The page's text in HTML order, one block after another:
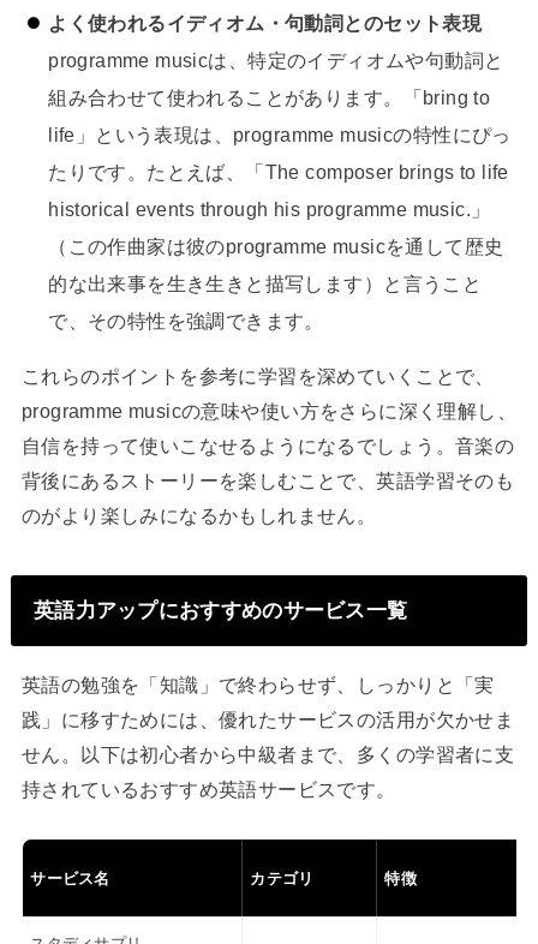
よく使われるイディオム・句動詞とのセット表現
programme musicは、特定のイディオムや句動詞と
組み合わせて使われることがあります。「bring to
life」という表現は、programme musicの特性にぴっ
たりです。たとえば、「The composer brings to life
historical events through his programme music.」
（この作曲家は彼のprogramme musicを通して歴史
的な出来事を生き生きと描写します）と言うこと
で、その特性を強調できます。
これらのポイントを参考に学習を深めていくことで、
programme musicの意味や使い方をさらに深く理解し、
自信を持って使いこなせるようになるでしょう。音楽の
背後にあるストーリーを楽しむことで、英語学習そのも
のがより楽しみになるかもしれません。
英語力アップにおすすめのサービス一覧
英語の勉強を「知識」で終わらせず、しっかりと「実
践」に移すためには、優れたサービスの活用が欠かせま
せん。以下は初心者から中級者まで、多くの学習者に支
持されているおすすめ英語サービスです。
サービス名 カテゴリ 特徴